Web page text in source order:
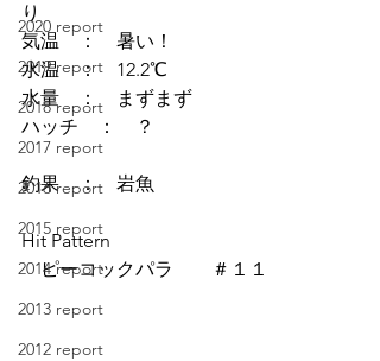
2020 report
2019 report
2018 report
2017 report
2016 report
2015 report
2014 report
2013 report
2012 report
り
気温　：　暑い！
水温　：　12.2℃
水量　：　まずまず
ハッチ　：　？
釣果　：　岩魚
Hit Pattern
ピーコックパラ　　＃１１